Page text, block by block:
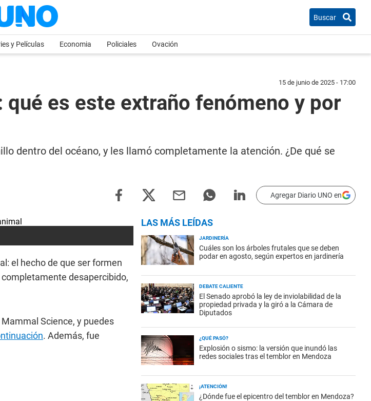
Buscar
y Películas Economia Policiales Ovación
15 de junio de 2025 - 17:00
es este extraño fenómeno y por
dentro del océano, y les llamó completamente la atención. ¿De qué se
Agregar Diario UNO en
el hecho de que ser formen
desapercibido,
Science, y puedes
. Además, fue
LAS MÁS LEÍDAS
JARDINERÍA
Cuáles son los árboles frutales que se deben
podar en agosto, según expertos en jardinería
DEBATE CALIENTE
El Senado aprobó la ley de inviolabilidad de la
propiedad privada y la giró a la Cámara de
Diputados
¿QUÉ PASÓ?
Explosión o sismo: la versión que inundó las
redes sociales tras el temblor en Mendoza
¡ATENCIÓN!
¿Dónde fue el epicentro del temblor en Mendoza?